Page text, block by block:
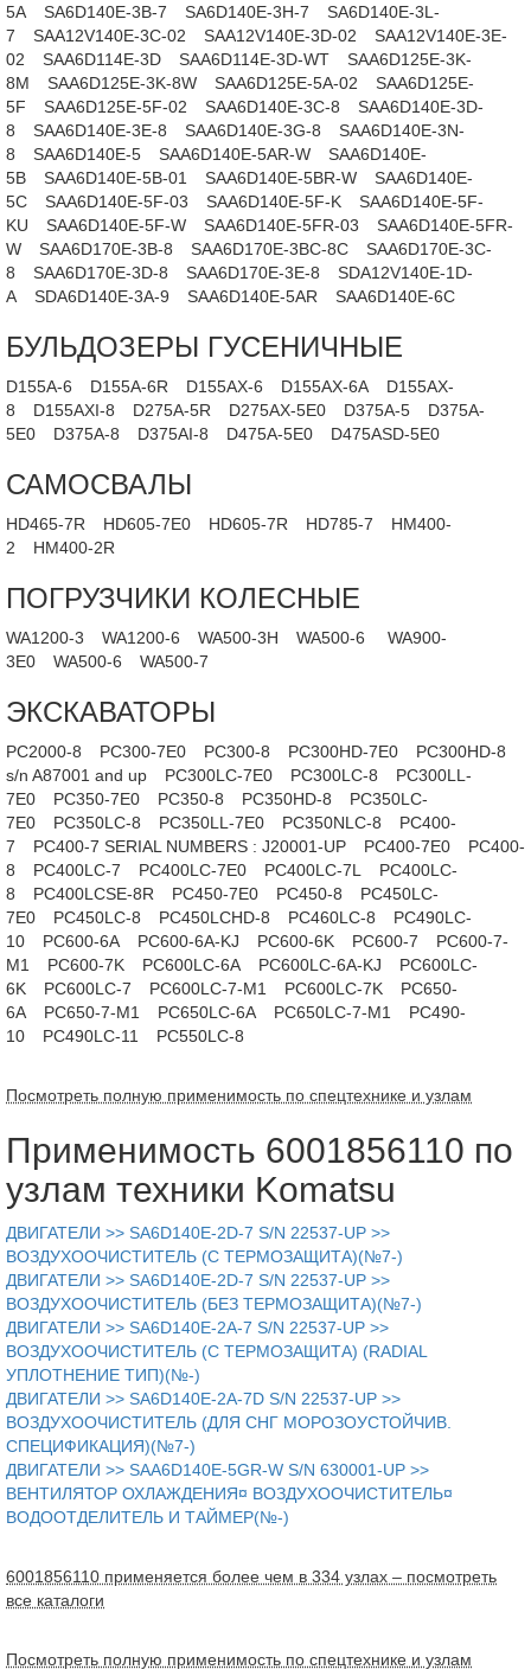
5A
SA6D140E-3B-7 SA6D140E-3H-7
SA6D140E-3L-
7
SAA12V140E-3C-02 SAA12V140E-3D-02
SAA12V140E-3E-
02
SAA6D114E-3D SAA6D114E-3D-WT
SAA6D125E-3K-
8M
SAA6D125E-3K-8W SAA6D125E-5A-02
SAA6D125E-
5F
SAA6D125E-5F-02 SAA6D140E-3C-8
SAA6D140E-3D-
8
SAA6D140E-3E-8 SAA6D140E-3G-8
SAA6D140E-3N-
8
SAA6D140E-5 SAA6D140E-5AR-W
SAA6D140E-
5B
SAA6D140E-5B-01 SAA6D140E-5BR-W
SAA6D140E-
5C
SAA6D140E-5F-03 SAA6D140E-5F-K
SAA6D140E-5F-
KU
SAA6D140E-5F-W SAA6D140E-5FR-03
SAA6D140E-5FR-
W
SAA6D170E-3B-8 SAA6D170E-3BC-8C
SAA6D170E-3C-
8
SAA6D170E-3D-8 SAA6D170E-3E-8
SDA12V140E-1D-
A
SDA6D140E-3A-9 SAA6D140E-5AR SAA6D140E-6C
БУЛЬДОЗЕРЫ ГУСЕНИЧНЫЕ
D155A-6 D155A-6R D155AX-6 D155AX-6A
D155AX-
8
D155AXI-8 D275A-5R D275AX-5E0 D375A-5
D375A-
5E0
D375A-8 D375AI-8 D475A-5E0 D475ASD-5E0
САМОСВАЛЫ
HD465-7R HD605-7E0 HD605-7R HD785-7
HM400-
2
HM400-2R
ПОГРУЗЧИКИ КОЛЕСНЫЕ
WA1200-3 WA1200-6 WA500-3H WA500-6
WA900-
3E0
WA500-6 WA500-7
ЭКСКАВАТОРЫ
PC2000-8 PC300-7E0 PC300-8 PC300HD-7E0
PC300HD-8
s/n A87001 and up
PC300LC-7E0 PC300LC-8
PC300LL-
7E0
PC350-7E0 PC350-8 PC350HD-8
PC350LC-
7E0
PC350LC-8 PC350LL-7E0 PC350NLC-8
PC400-
7
PC400-7 SERIAL NUMBERS : J20001-UP PC400-7E0
PC400-
8
PC400LC-7 PC400LC-7E0 PC400LC-7L
PC400LC-
8
PC400LCSE-8R PC450-7E0 PC450-8
PC450LC-
7E0
PC450LC-8 PC450LCHD-8 PC460LC-8
PC490LC-
10
PC600-6A PC600-6A-KJ PC600-6K PC600-7
PC600-7-
M1
PC600-7K PC600LC-6A PC600LC-6A-KJ
PC600LC-
6K
PC600LC-7 PC600LC-7-M1 PC600LC-7K
PC650-
6A
PC650-7-M1 PC650LC-6A PC650LC-7-M1
PC490-
10
PC490LC-11 PC550LC-8
Посмотреть полную применимость по спецтехнике и узлам
Применимость 6001856110 по
узлам техники Komatsu
ДВИГАТЕЛИ >> SA6D140E-2D-7 S/N 22537-UP >>
ВОЗДУХООЧИСТИТЕЛЬ (С ТЕРМОЗАЩИТА)(№7-)
ДВИГАТЕЛИ >> SA6D140E-2D-7 S/N 22537-UP >>
ВОЗДУХООЧИСТИТЕЛЬ (БЕЗ ТЕРМОЗАЩИТА)(№7-)
ДВИГАТЕЛИ >> SA6D140E-2A-7 S/N 22537-UP >>
ВОЗДУХООЧИСТИТЕЛЬ (С ТЕРМОЗАЩИТА) (RADIAL
УПЛОТНЕНИЕ ТИП)(№-)
ДВИГАТЕЛИ >> SA6D140E-2A-7D S/N 22537-UP >>
ВОЗДУХООЧИСТИТЕЛЬ (ДЛЯ СНГ МОРОЗОУСТОЙЧИВ.
СПЕЦИФИКАЦИЯ)(№7-)
ДВИГАТЕЛИ >> SAA6D140E-5GR-W S/N 630001-UP >>
ВЕНТИЛЯТОР ОХЛАЖДЕНИЯ¤ ВОЗДУХООЧИСТИТЕЛЬ¤
ВОДООТДЕЛИТЕЛЬ И ТАЙМЕР(№-)
6001856110 применяется более чем в 334 узлах – посмотреть
все каталоги
Посмотреть полную применимость по спецтехнике и узлам